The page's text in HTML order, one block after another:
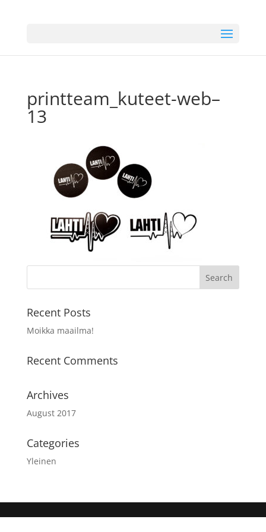
printteam_kuteet-web–
13
Recent Posts
Moikka maailma!
Recent Comments
Archives
August 2017
Categories
Yleinen